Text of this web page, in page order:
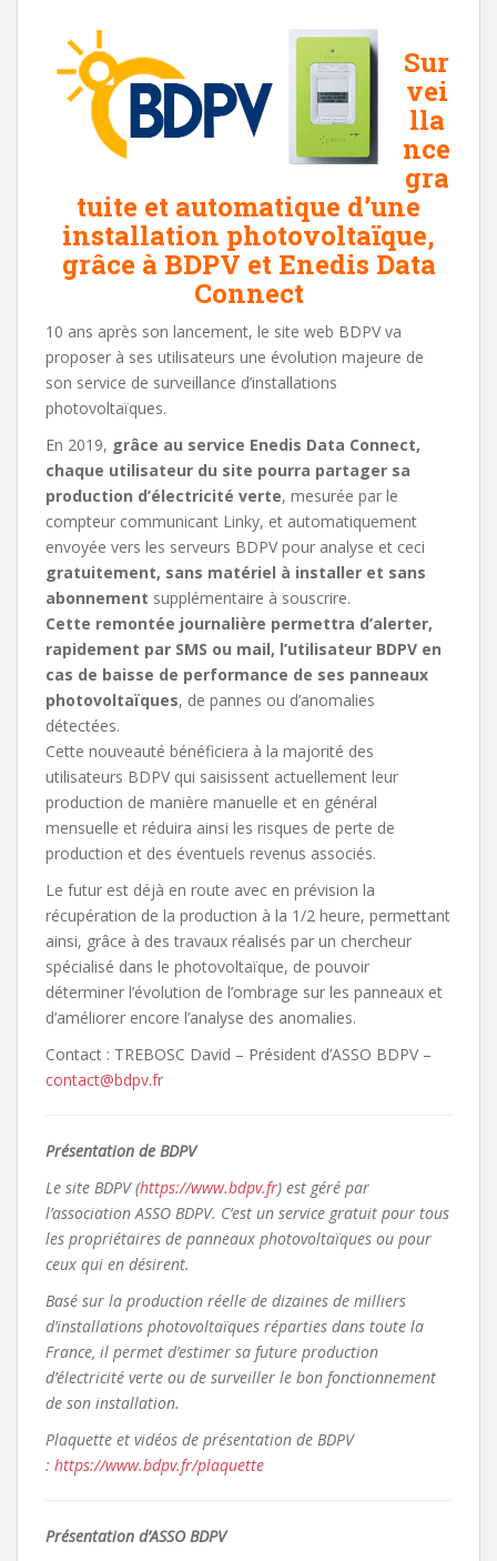
Sur
vei
lla
nce
gra
tuite et automatique d’une
installation photovoltaïque,
grâce à BDPV et Enedis Data
Connect
10 ans après son lancement, le site web BDPV va
proposer à ses utilisateurs une évolution majeure de
son service de surveillance d’installations
photovoltaïques.
En 2019, grâce au service Enedis Data Connect,
chaque utilisateur du site pourra partager sa
production d’électricité verte, mesurée par le
compteur communicant Linky, et automatiquement
envoyée vers les serveurs BDPV pour analyse et ceci
gratuitement, sans matériel à installer et sans
abonnement supplémentaire à souscrire.
Cette remontée journalière permettra d’alerter,
rapidement par SMS ou mail, l’utilisateur BDPV en
cas de baisse de performance de ses panneaux
photovoltaïques, de pannes ou d’anomalies
détectées.
Cette nouveauté bénéficiera à la majorité des
utilisateurs BDPV qui saisissent actuellement leur
production de manière manuelle et en général
mensuelle et réduira ainsi les risques de perte de
production et des éventuels revenus associés.
Le futur est déjà en route avec en prévision la
récupération de la production à la 1/2 heure, permettant
ainsi, grâce à des travaux réalisés par un chercheur
spécialisé dans le photovoltaïque, de pouvoir
déterminer l’évolution de l’ombrage sur les panneaux et
d’améliorer encore l’analyse des anomalies.
Contact : TREBOSC David – Président d’ASSO BDPV –
contact@bdpv.fr
Présentation de BDPV
Le site BDPV (https://www.bdpv.fr) est géré par
l’association ASSO BDPV. C’est un service gratuit pour tous
les propriétaires de panneaux photovoltaïques ou pour
ceux qui en désirent.
Basé sur la production réelle de dizaines de milliers
d’installations photovoltaïques réparties dans toute la
France, il permet d’estimer sa future production
d’électricité verte ou de surveiller le bon fonctionnement
de son installation.
Plaquette et vidéos de présentation de BDPV
: https://www.bdpv.fr/plaquette
Présentation d’ASSO BDPV